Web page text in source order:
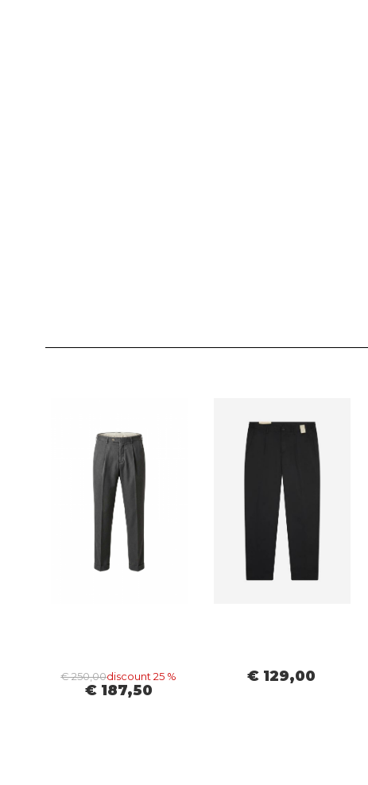
€ 250,00discount 25 %
€ 187,50
€ 129,00